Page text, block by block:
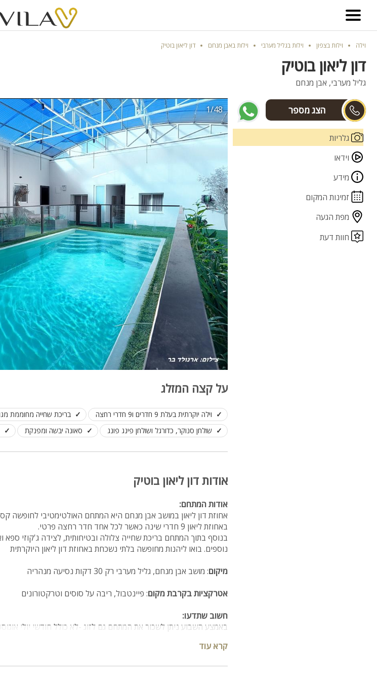
וילה וילות בצפון וילות בגליל מערבי וילות באבן מנחם דון ליאון בוטיק
דון ליאון בוטיק
גליל מערבי, אבן מנחם
גלריות
וידאו
מידע
זמינות המקום
מפת הגעה
חוות דעת
1/48
על קצה המזלג
וילה יוקרתית בעלת 9 חדרים ו9 חדרי רחצה בריכת שחייה מחוממת
שולחן סנוקר, כדורגל ושולחן פינג פונג
סאונה יבשה ומפנקת
אודות דון ליאון בוטיק
אודות המתחם:
אחוזת דון ליאון במושב אבן מנחם היא המתחם האולטימטיבי לחופשה
באחוזת ליאון 9 חדרי שינה כאשר לכל אחד חדר רחצה פרטי.
בנוסף בתוך המתחם בריכת שחייה צלולה ובטיחותית, לצידה ג'קוזי ספא
נוספים. בואו ליהנות מחופשה בלתי נשכחת באחוזת דון ליאון היוקרתית
מיקום: מושב אבן מנחם, גליל מערבי רק 30 דקות נסיעה מנהריה
אטרקציות בקרבת מקום: פיינטבול, ריבה על סוסים וטרקטורונים
חשוב שתדעו:
באמצע השבוע ניתן לשכור את המתחם גם לזוג -לא כולל חודשי יולי
תכולת האחוזה
קרא עוד